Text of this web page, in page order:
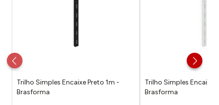
Trilho Simples Encaixe Preto 1m -
Brasforma
Trilho Simples Encaixe
Brasforma